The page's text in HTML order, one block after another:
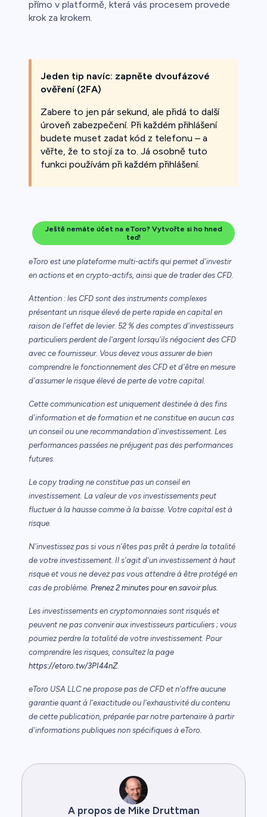
přímo v platformě, která vás procesem provede
krok za krokem.
Jeden tip navíc: zapněte dvoufázové
ověření (2FA)
Zabere to jen pár sekund, ale přidá to další
úroveň zabezpečení. Při každém přihlášení
budete muset zadat kód z telefonu – a
věřte, že to stojí za to. Já osobně tuto
funkci používám při každém přihlášení.
Ještě nemáte účet na eToro? Vytvořte si ho hned
teď!
eToro est une plateforme multi-actifs qui permet d'investir
en actions et en crypto-actifs, ainsi que de trader des CFD.
Attention : les CFD sont des instruments complexes
présentant un risque élevé de perte rapide en capital en
raison de l'effet de levier. 52 % des comptes d'investisseurs
particuliers perdent de l'argent lorsqu'ils négocient des CFD
avec ce fournisseur. Vous devez vous assurer de bien
comprendre le fonctionnement des CFD et d'être en mesure
d'assumer le risque élevé de perte de votre capital.
Cette communication est uniquement destinée à des fins
d'information et de formation et ne constitue en aucun cas
un conseil ou une recommandation d'investissement. Les
performances passées ne préjugent pas des performances
futures.
Le copy trading ne constitue pas un conseil en
investissement. La valeur de vos investissements peut
fluctuer à la hausse comme à la baisse. Votre capital est à
risque.
N'investissez pas si vous n'êtes pas prêt à perdre la totalité
de votre investissement. Il s'agit d'un investissement à haut
risque et vous ne devez pas vous attendre à être protégé en
cas de problème. Prenez 2 minutes pour en savoir plus.
Les investissements en cryptomonnaies sont risqués et
peuvent ne pas convenir aux investisseurs particuliers ; vous
pourriez perdre la totalité de votre investissement. Pour
comprendre les risques, consultez la page
https://etoro.tw/3PI44nZ.
eToro USA LLC ne propose pas de CFD et n'offre aucune
garantie quant à l'exactitude ou l'exhaustivité du contenu
de cette publication, préparée par notre partenaire à partir
d'informations publiques non spécifiques à eToro.
A propos de Mike Druttman